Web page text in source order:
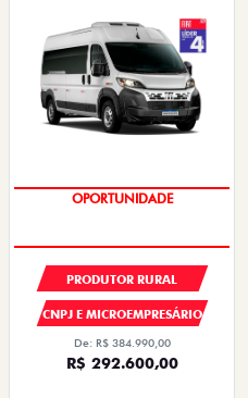
OPORTUNIDADE
PRODUTOR RURAL
CNPJ E MICROEMPRESÁRIO
De: R$ 384.990,00
R$ 292.600,00